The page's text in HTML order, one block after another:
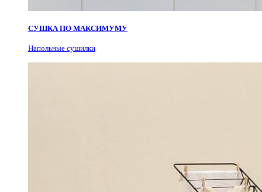
СУШКА ПО МАКСИМУМУ
Напольные сушилки